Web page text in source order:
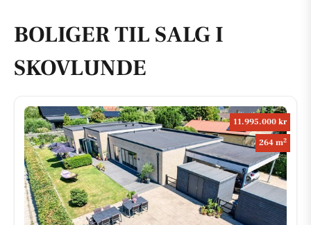
BOLIGER TIL SALG I
SKOVLUNDE
11.995.000 kr
264 m2